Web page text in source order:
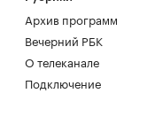
Архив программ
Вечерний РБК
О телеканале
Подключение